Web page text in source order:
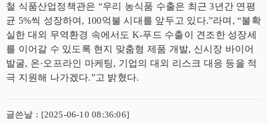
철 식품산업정책관은 “우리 농식품 수출은 최근 3년간 연평
균 5%씩 성장하여, 100억불 시대를 앞두고 있다.”라며, “불확
실한 대외 무역환경 속에서도 K-푸드 수출이 견조한 성장세
를 이어갈 수 있도록 현지 맞춤형 제품 개발, 신시장 바이어
발굴, 온·오프라인 마케팅, 기업의 대외 리스크 대응 등을 적
극 지원해 나가겠다.”고 밝혔다.
글쓴날 : [2025-06-10 08:36:06]